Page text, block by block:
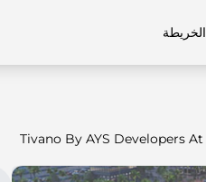
الشقق الفلل الفلل اتصل بنا
الخريطة
Tivano By AYS Developers